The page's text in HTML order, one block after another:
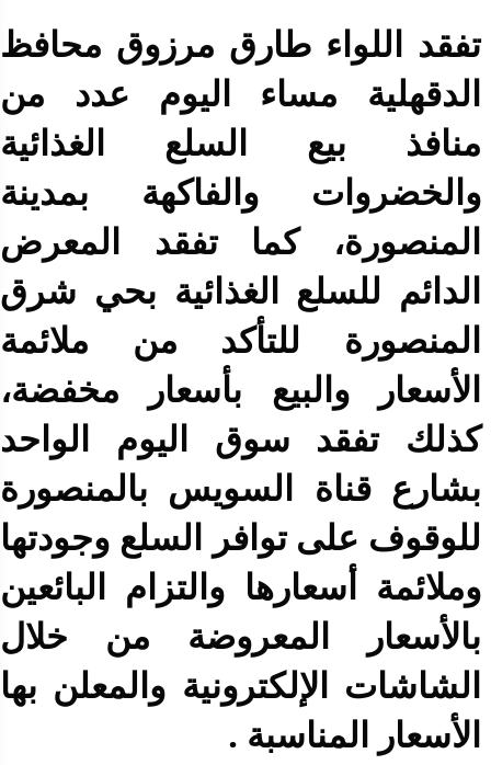
تفقد اللواء طارق مرزوق محافظ
الدقهلية مساء اليوم عدد من
منافذ بيع السلع الغذائية
والخضروات والفاكهة بمدينة
المنصورة، كما تفقد المعرض
الدائم للسلع الغذائية بحي شرق
المنصورة للتأكد من ملائمة
الأسعار والبيع بأسعار مخفضة،
كذلك تفقد سوق اليوم الواحد
بشارع قناة السويس بالمنصورة
للوقوف على توافر السلع وجودتها
وملائمة أسعارها والتزام البائعين
بالأسعار المعروضة من خلال
الشاشات الإلكترونية والمعلن بها
الأسعار المناسبة .